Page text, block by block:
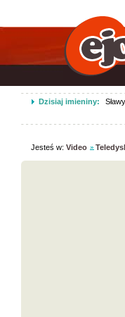
Dzisiaj imieniny:
Jesteś w:Video